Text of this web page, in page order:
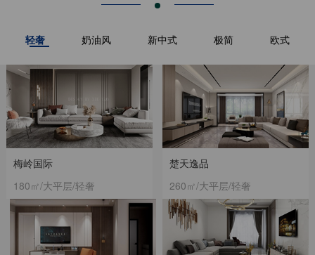
轻奢 奶油风 新中式 极简 欧式
梅岭国际
180㎡/大平层/轻奢
楚天逸品
260㎡/大平层/轻奢